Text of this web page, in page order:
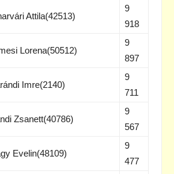
Attila(42513)
9
918
Lorena(50512)
9
897
Imre(2140)
9
711
Zsanett(40786)
9
567
Evelin(48109)
9
477